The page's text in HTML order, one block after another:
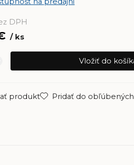
DPH
ks
produkt Pridať do obľúbených